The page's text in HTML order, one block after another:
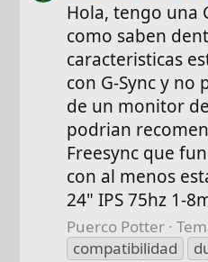
Hola, tengo una
como saben
caracteristicas
con G-Sync y
de un monitor
podrian
Freesync que
con al menos
24" IPS 75hz 1-
Puerco Potter
compatibilidad